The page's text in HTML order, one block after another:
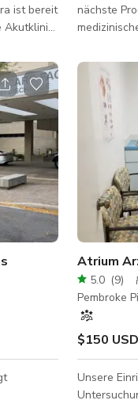
ist bereit
Akutklinik,
nächste
Eingang
bis hin zu
und
bietet eine
kreative
Paket
gestaltete
Atrium
5.0 (9)
Pembroke
$150 USD
Unsere